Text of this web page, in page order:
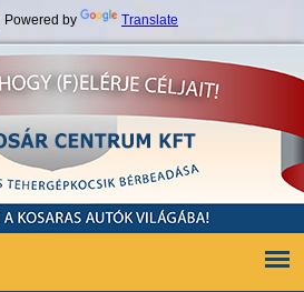
Powered by
Translate